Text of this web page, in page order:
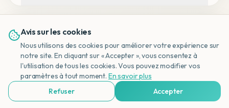
Comment se rendre en Crète depuis la
Belgique ?
Quelle région de Crète est la plus belle ?
Avis sur les cookies
Nous utilisons des cookies pour améliorer votre expérience sur
notre site. En cliquant sur « Accepter », vous consentez à
l'utilisation de tous les cookies. Vous pouvez modifier vos
paramètres à tout moment. En savoir plus
Refuser
Accepter
Voir Agences de Voyages & Organisations